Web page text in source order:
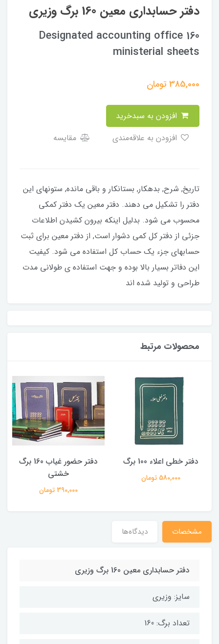
دفتر حسابداری معین 160 برگ وزیری
Designated accounting office 160
ministerial sheets
385,000تومان
مقایسه
تاریخ, شرح, بدهکار, بستانکار و باقی مانده, ستونهای این
دفتر را تشکیل می دهند. دفتر معین یک دفتر کمکی
محسوب می شود. بدلیل اینکه بیرون کشیدن اطلاعات
جزئی از دفتر کل کمی دشوار است, از دفتر معین برای ثبت
حسابهای جزء یک حساب کل استفاده می شود. کیفیت
این دفاتر بسیار بالا بوده و جهت استفاده ی طولانی مدت
طراحی و تولید شده اند
محصولات مرتبط
دفتر خطی اعلاء 100 برگ
580,000 تومان
دفتر حضور غیاب 160 برگ
خشتی
390,000 تومان
مشخصات دیدگاه‌ها
دفتر حسابداری معین 160 برگ وزیری
سایز: وزیری
تعداد برگ: 160